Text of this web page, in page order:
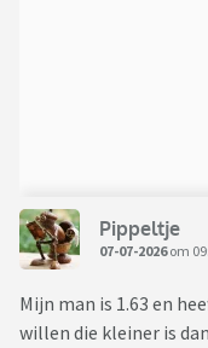
Pippeltje
07-07-2026om
Mijn man is 1.63 en
willen die kleiner is